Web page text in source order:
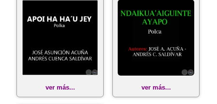
ver más... ver más...